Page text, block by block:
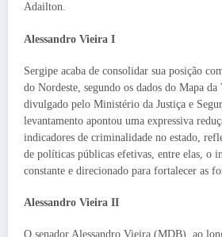
Adailton.
Alessandro Vieira I
Sergipe acaba de consolidar sua posição
do Nordeste, segundo os dados do Mapa da
divulgado pelo Ministério da Justiça e
levantamento apontou uma expressiva
indicadores de criminalidade no estado,
de políticas públicas efetivas, entre elas, o
constante e direcionado para fortalecer as
Alessandro Vieira II
O senador Alessandro Vieira (MDB), ao